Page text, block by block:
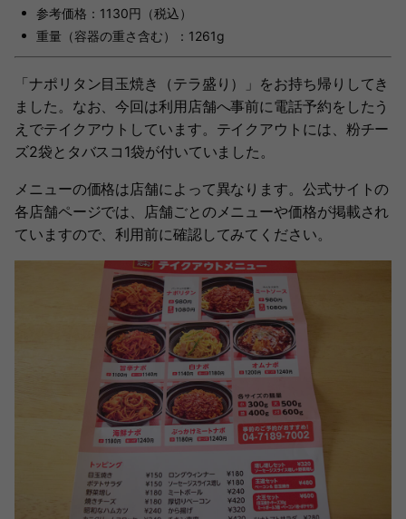
参考価格：1130円（税込）
重量（容器の重さ含む）：1261g
「ナポリタン目玉焼き（テラ盛り）」をお持ち帰りしてき
ました。なお、今回は利用店舗へ事前に電話予約をしたう
えでテイクアウトしています。テイクアウトには、粉チー
ズ2袋とタバスコ1袋が付いていました。
メニューの価格は店舗によって異なります。公式サイトの
各店舗ページでは、店舗ごとのメニューや価格が掲載され
ていますので、利用前に確認してみてください。